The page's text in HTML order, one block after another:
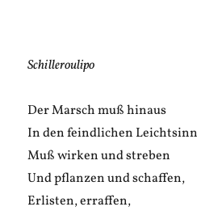
Schilleroulipo
Der Marsch muß hinaus
In den feindlichen
Muß wirken und streben
Und pflanzen und schaffen,
Erlisten, erraffen,